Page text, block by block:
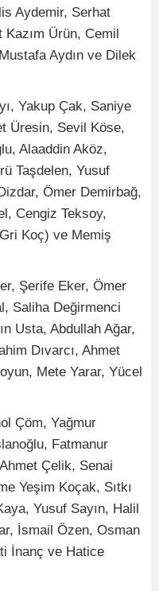
Aydemir, Serhat
Kazım Ürün, Cemil
Aydın ve Dilek
Yakup Çak, Saniye
Üresin, Sevil Köse,
Alaaddin Aköz,
Taşdelen, Yusuf
Ömer Demirbağ,
Cengiz Teksoy,
Koç) ve Memiş
Şerife Eker, Ömer
Saliha Değirmenci
Usta, Abdullah Ağar,
Dıvarcı, Ahmet
Mete Yarar, Yücel
Çöm, Yağmur
Fatmanur
Çelik, Senai
Yeşim Koçak, Sıtkı
Yusuf Sayın, Halil
İsmail Özen, Osman
İnanç ve Hatice